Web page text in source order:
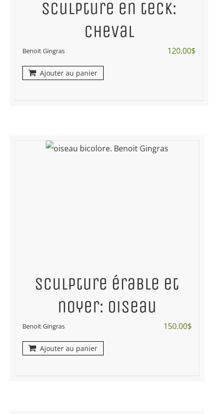
Sculpture en teck:
cheval
Benoit Gingras 120.00$
Ajouter au panier
Sculpture érable et
noyer: oiseau
Benoit Gingras 150.00$
Ajouter au panier